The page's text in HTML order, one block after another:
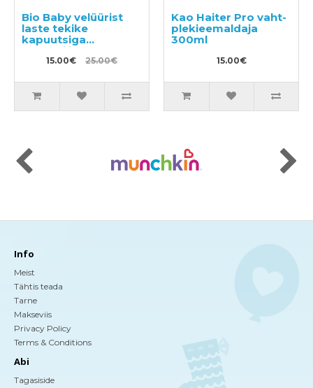
Bio Baby velüürist
laste tekike
kapuutsiga
orgaanilisest
puuvillast 85x85 cm
15.00€ 25.00€
Kao Haiter Pro vaht-
plekieemaldaja
300ml
15.00€
Info
Meist
Tähtis teada
Tarne
Makseviis
Privacy Policy
Terms & Conditions
Abi
Tagasiside